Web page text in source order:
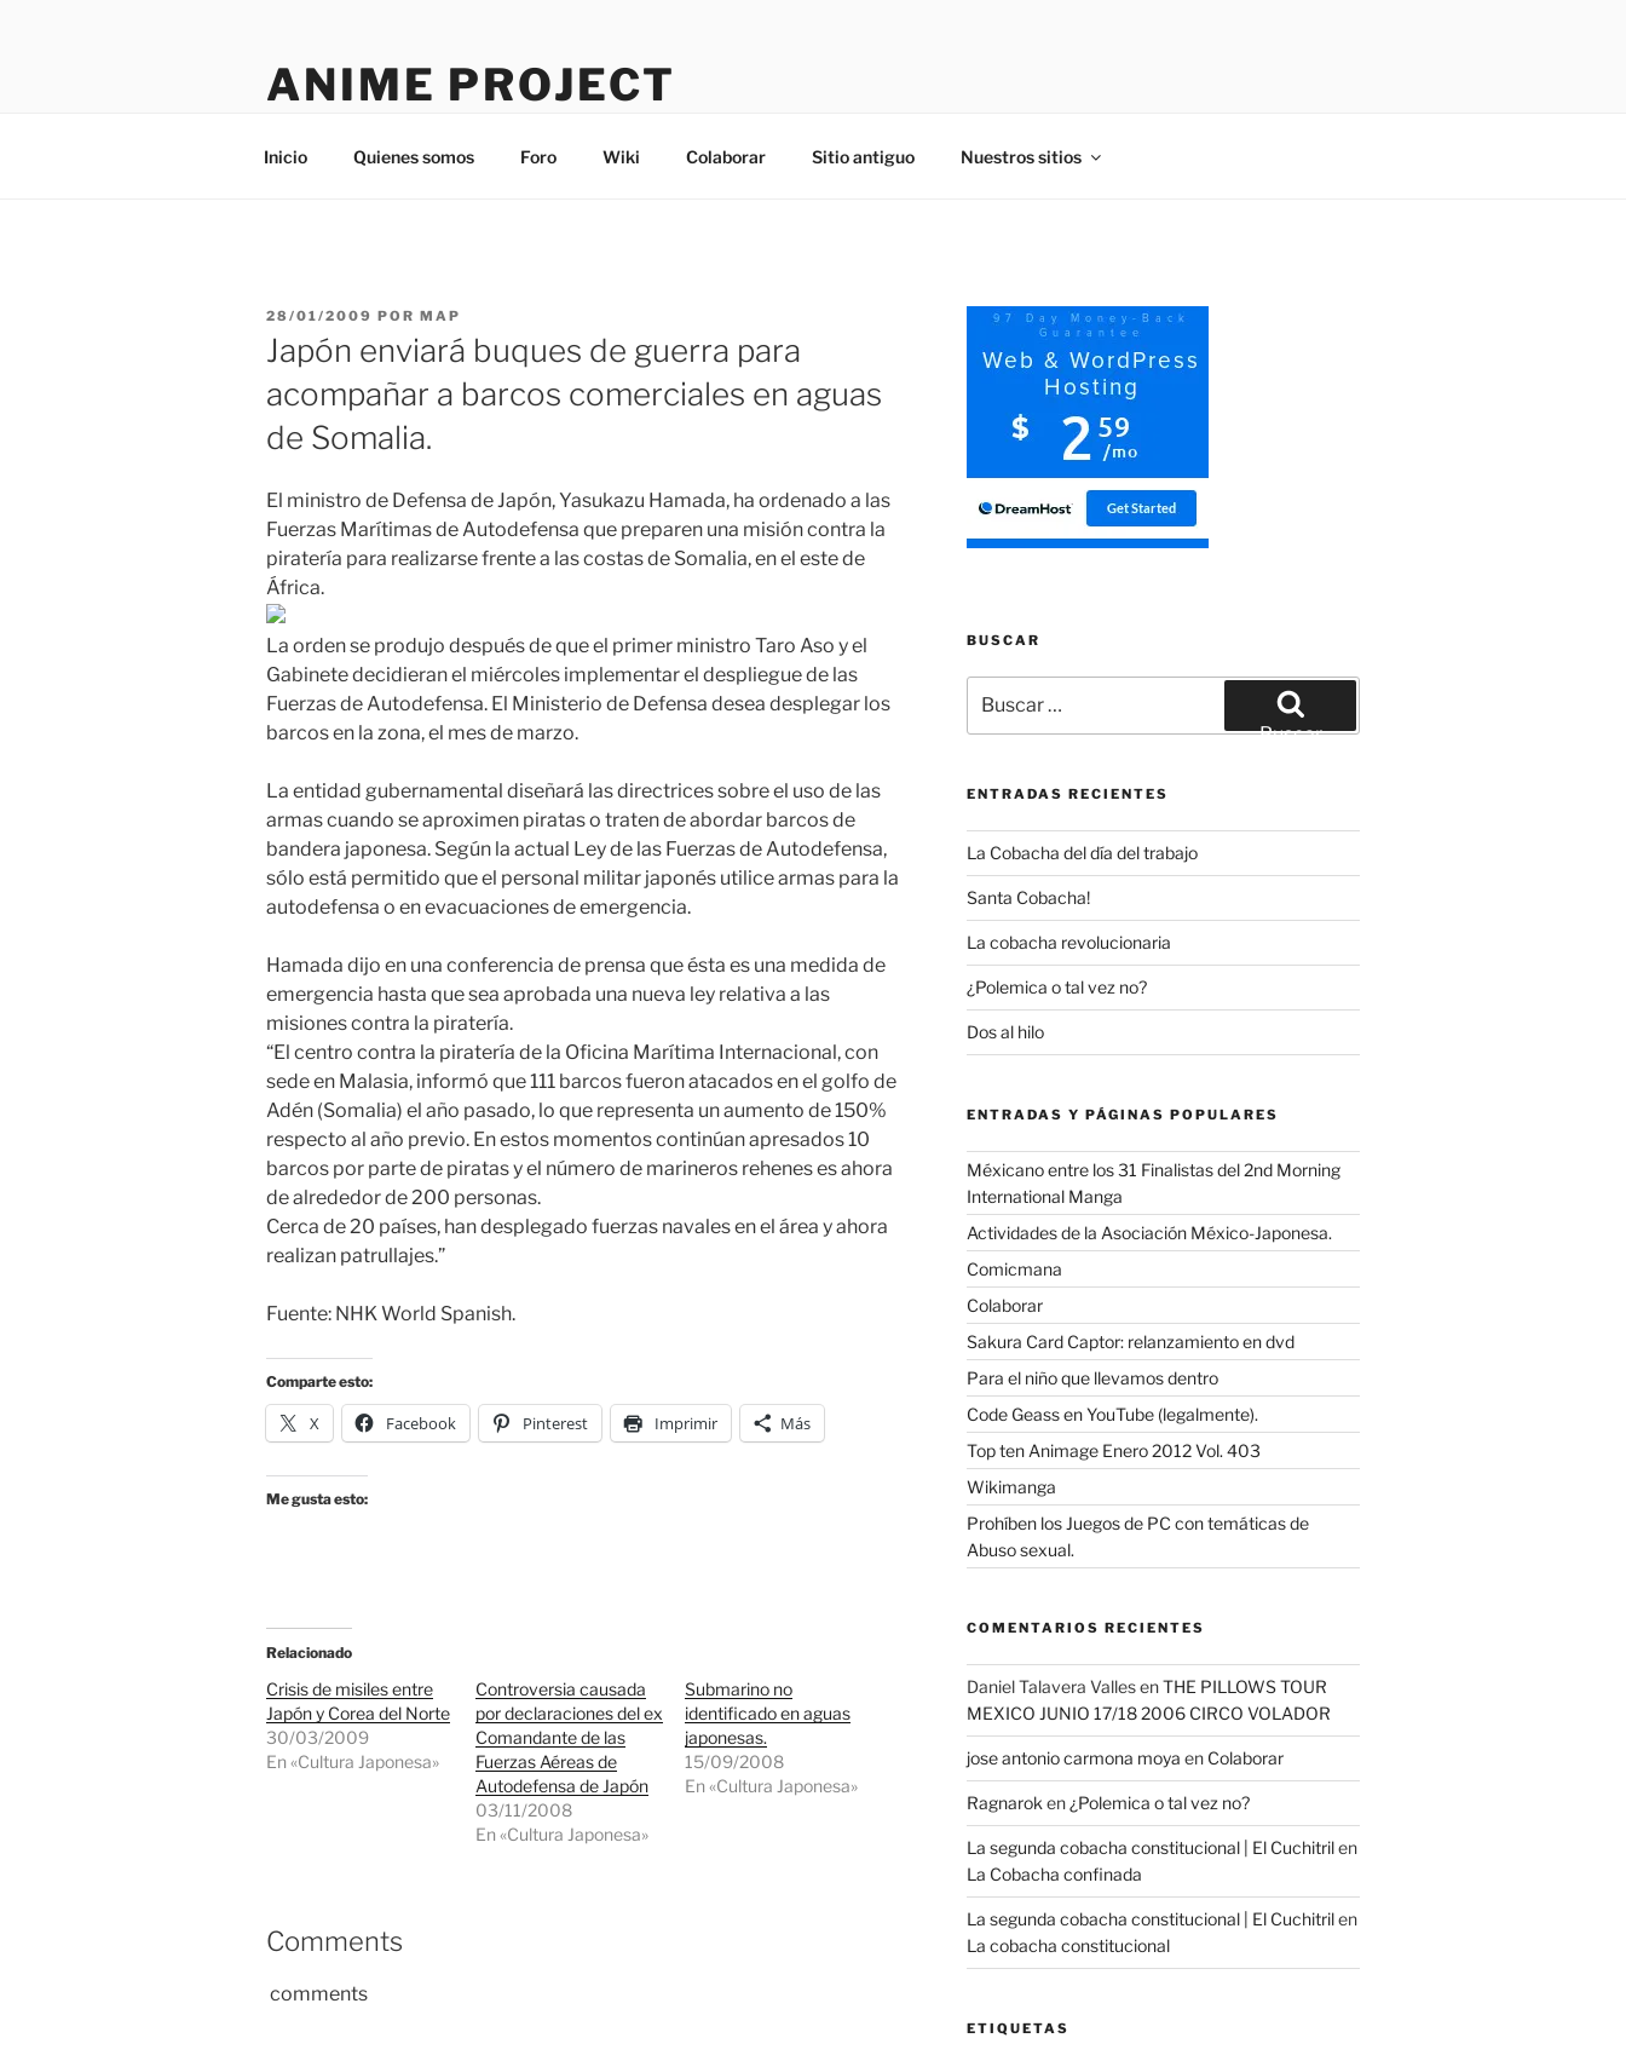
ANIME PROJECT
Inicio Quienes somos Foro Wiki Colaborar Sitio antiguo Nuestros sitios
PUBLICADO
EL
28/01/2009 POR MAP
Japón enviará buques de guerra para
acompañar a barcos comerciales en aguas
de Somalia.
El ministro de Defensa de Japón, Yasukazu Hamada, ha ordenado a las
Fuerzas Marítimas de Autodefensa que preparen una misión contra la
piratería para realizarse frente a las costas de Somalia, en el este de
África.
La orden se produjo después de que el primer ministro Taro Aso y el
Gabinete decidieran el miércoles implementar el despliegue de las
Fuerzas de Autodefensa. El Ministerio de Defensa desea desplegar los
barcos en la zona, el mes de marzo.
La entidad gubernamental diseñará las directrices sobre el uso de las
armas cuando se aproximen piratas o traten de abordar barcos de
bandera japonesa. Según la actual Ley de las Fuerzas de Autodefensa,
sólo está permitido que el personal militar japonés utilice armas para la
autodefensa o en evacuaciones de emergencia.
Hamada dijo en una conferencia de prensa que ésta es una medida de
emergencia hasta que sea aprobada una nueva ley relativa a las
misiones contra la piratería.
“El centro contra la piratería de la Oficina Marítima Internacional, con
sede en Malasia, informó que 111 barcos fueron atacados en el golfo de
Adén (Somalia) el año pasado, lo que representa un aumento de 150%
respecto al año previo. En estos momentos continúan apresados 10
barcos por parte de piratas y el número de marineros rehenes es ahora
de alrededor de 200 personas.
Cerca de 20 países, han desplegado fuerzas navales en el área y ahora
realizan patrullajes.”
Fuente: NHK World Spanish.
Comparte esto:
X Facebook Pinterest Imprimir Más
Me gusta esto:
Relacionado
Crisis de misiles entre
Japón y Corea del Norte
30/03/2009
En «Cultura Japonesa»
Controversia causada
por declaraciones del ex
Comandante de las
Fuerzas Aéreas de
Autodefensa de Japón
03/11/2008
En «Cultura Japonesa»
Submarino no
identificado en aguas
japonesas.
15/09/2008
En «Cultura Japonesa»
Comments
comments
BUSCAR
por:
Buscar
ENTRADAS RECIENTES
La Cobacha del día del trabajo
Santa Cobacha!
La cobacha revolucionaria
¿Polemica o tal vez no?
Dos al hilo
ENTRADAS Y PÁGINAS POPULARES
Méxicano entre los 31 Finalistas del 2nd Morning
International Manga
Actividades de la Asociación México-Japonesa.
Comicmana
Colaborar
Sakura Card Captor: relanzamiento en dvd
Para el niño que llevamos dentro
Code Geass en YouTube (legalmente).
Top ten Animage Enero 2012 Vol. 403
Wikimanga
Prohíben los Juegos de PC con temáticas de
Abuso sexual.
COMENTARIOS RECIENTES
Daniel Talavera VallesenTHE PILLOWS TOUR
MEXICO JUNIO 17/18 2006 CIRCO VOLADOR
jose antonio carmona moya en Colaborar
Ragnarok en¿Polemica o tal vez no?
La segunda cobacha constitucional | El Cuchitrilen
La Cobacha confinada
La segunda cobacha constitucional | El Cuchitrilen
La cobacha constitucional
ETIQUETAS